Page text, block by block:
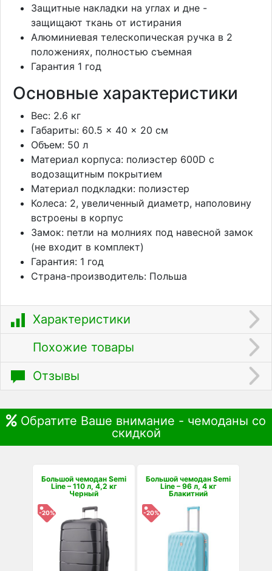
Защитные накладки на углах и дне -
защищают ткань от истирания
Алюминиевая телескопическая ручка в 2
положениях, полностью съемная
Гарантия 1 год
Основные характеристики
Вес: 2.6 кг
Габариты: 60.5 × 40 × 20 см
Объем: 50 л
Материал корпуса: полиэстер 600D с
водозащитным покрытием
Материал подкладки: полиэстер
Колеса: 2, увеличенный диаметр, наполовину
встроены в корпус
Замок: петли на молниях под навесной замок
(не входит в комплект)
Гарантия: 1 год
Страна-производитель: Польша
Характеристики
Похожие товары
Отзывы
Обратите Ваше внимание - чемоданы со
скидкой
Большой чемодан Semi
Line – 110 л, 4,2 кг
Черный
-20%
Большой чемодан Semi
Line – 96 л, 4 кг
Блакитний
-20%